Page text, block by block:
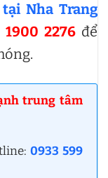
Nha Trang
1900 2276 để
trung tâm
0933 599